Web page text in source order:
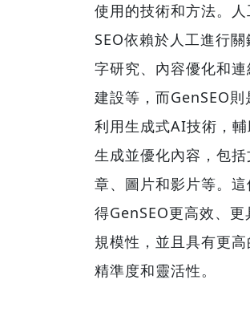
使用的技術和方法。人
SEO依賴於人工進行關
字研究、內容優化和連
建設等，而GenSEO則
利用生成式AI技術，輔
生成並優化內容，包括
章、圖片和影片等。這
得GenSEO更高效、更
規模性，並且具有更高
精準度和靈活性。